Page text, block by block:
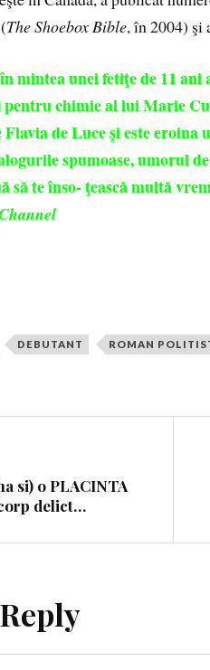
The Shoebox Bible, în 2004) şi
mintea unei fetiţe de 11
chimie al lui Marie
Flavia de Luce şi este
spumoase, umorul
să te înso- ţească multă
DEBUTANT ROMAN
si) o PLACINTA
delict…